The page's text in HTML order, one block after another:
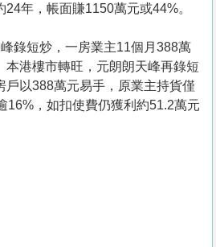
年，帳面賺1150萬元或44%。
錄短炒，一房業主11個月388萬
本港樓市轉旺，元朗朗天峰再錄短
戶以388萬元易手，原業主持貨僅
16%，如扣使費仍獲利約51.2萬元